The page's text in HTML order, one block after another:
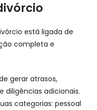
está ligada de
completa e
gerar atrasos,
diligências adicionais.
categorias: pessoal